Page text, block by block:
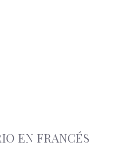
EN FRANCÉS